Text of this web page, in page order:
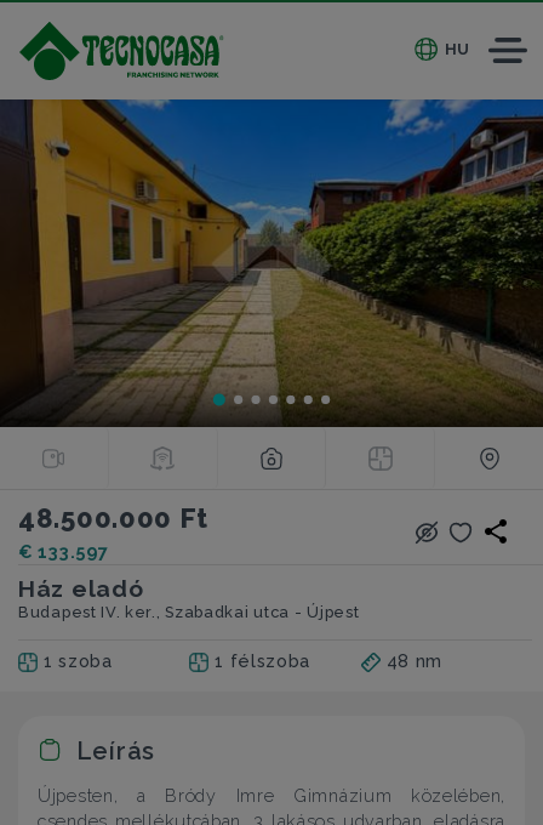
HU
48.500.000 Ft
€ 133.597
Ház eladó
Budapest IV. ker., Szabadkai utca - Újpest
1 szoba 1 félszoba 48 nm
Leírás
Újpesten, a Bródy Imre Gimnázium közelében,